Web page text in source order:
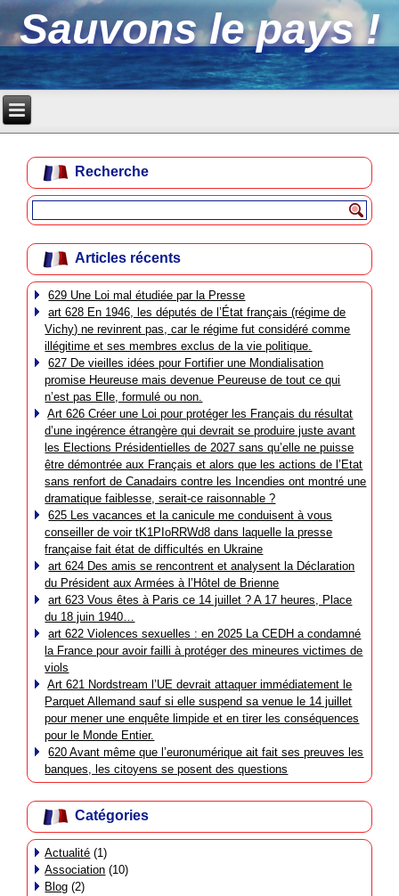
Sauvons le pays !
Recherche
Articles récents
629 Une Loi mal étudiée par la Presse
art 628 En 1946, les députés de l’État français (régime de
Vichy) ne revinrent pas, car le régime fut considéré comme
illégitime et ses membres exclus de la vie politique.
627 De vieilles idées pour Fortifier une Mondialisation
promise Heureuse mais devenue Peureuse de tout ce qui
n’est pas Elle, formulé ou non.
Art 626 Créer une Loi pour protéger les Français du résultat
d’une ingérence étrangère qui devrait se produire juste avant
les Elections Présidentielles de 2027 sans qu’elle ne puisse
être démontrée aux Français et alors que les actions de l’Etat
sans renfort de Canadairs contre les Incendies ont montré une
dramatique faiblesse, serait-ce raisonnable ?
625 Les vacances et la canicule me conduisent à vous
conseiller de voir tK1PIoRRWd8 dans laquelle la presse
française fait état de difficultés en Ukraine
art 624 Des amis se rencontrent et analysent la Déclaration
du Président aux Armées à l’Hôtel de Brienne
art 623 Vous êtes à Paris ce 14 juillet ? A 17 heures, Place
du 18 juin 1940…
art 622 Violences sexuelles : en 2025 La CEDH a condamné
la France pour avoir failli à protéger des mineures victimes de
viols
Art 621 Nordstream l’UE devrait attaquer immédiatement le
Parquet Allemand sauf si elle suspend sa venue le 14 juillet
pour mener une enquête limpide et en tirer les conséquences
pour le Monde Entier.
620 Avant même que l’euronumérique ait fait ses preuves les
banques, les citoyens se posent des questions
Catégories
Actualité (1)
Association (10)
Blog (2)